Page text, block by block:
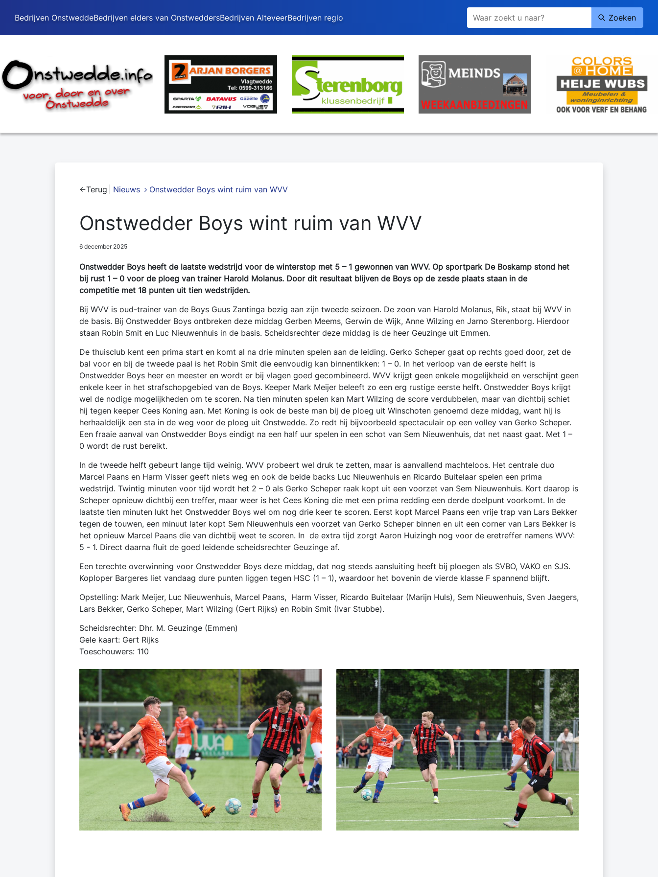
Bedrijven OnstweddeBedrijven elders van OnstweddersBedrijven AlteveerBedrijven regio
Terug Nieuws Onstwedder Boys wint ruim van WVV
Onstwedder Boys wint ruim van WVV
6 december 2025
Onstwedder Boys heeft de laatste wedstrijd voor de winterstop met 5 – 1 gewonnen van WVV. Op sportpark De Boskamp stond het
bij rust 1 – 0 voor de ploeg van trainer Harold Molanus. Door dit resultaat blijven de Boys op de zesde plaats staan in de
competitie met 18 punten uit tien wedstrijden.
Bij WVV is oud-trainer van de Boys Guus Zantinga bezig aan zijn tweede seizoen. De zoon van Harold Molanus, Rik, staat bij WVV in
de basis. Bij Onstwedder Boys ontbreken deze middag Gerben Meems, Gerwin de Wijk, Anne Wilzing en Jarno Sterenborg. Hierdoor
staan Robin Smit en Luc Nieuwenhuis in de basis. Scheidsrechter deze middag is de heer Geuzinge uit Emmen.
De thuisclub kent een prima start en komt al na drie minuten spelen aan de leiding. Gerko Scheper gaat op rechts goed door, zet de
bal voor en bij de tweede paal is het Robin Smit die eenvoudig kan binnentikken: 1 – 0. In het verloop van de eerste helft is
Onstwedder Boys heer en meester en wordt er bij vlagen goed gecombineerd. WVV krijgt geen enkele mogelijkheid en verschijnt geen
enkele keer in het strafschopgebied van de Boys. Keeper Mark Meijer beleeft zo een erg rustige eerste helft. Onstwedder Boys krijgt
wel de nodige mogelijkheden om te scoren. Na tien minuten spelen kan Mart Wilzing de score verdubbelen, maar van dichtbij schiet
hij tegen keeper Cees Koning aan. Met Koning is ook de beste man bij de ploeg uit Winschoten genoemd deze middag, want hij is
herhaaldelijk een sta in de weg voor de ploeg uit Onstwedde. Zo redt hij bijvoorbeeld spectaculair op een volley van Gerko Scheper.
Een fraaie aanval van Onstwedder Boys eindigt na een half uur spelen in een schot van Sem Nieuwenhuis, dat net naast gaat. Met 1 –
0 wordt de rust bereikt.
In de tweede helft gebeurt lange tijd weinig. WVV probeert wel druk te zetten, maar is aanvallend machteloos. Het centrale duo
Marcel Paans en Harm Visser geeft niets weg en ook de beide backs Luc Nieuwenhuis en Ricardo Buitelaar spelen een prima
wedstrijd. Twintig minuten voor tijd wordt het 2 – 0 als Gerko Scheper raak kopt uit een voorzet van Sem Nieuwenhuis. Kort daarop is
Scheper opnieuw dichtbij een treffer, maar weer is het Cees Koning die met een prima redding een derde doelpunt voorkomt. In de
laatste tien minuten lukt het Onstwedder Boys wel om nog drie keer te scoren. Eerst kopt Marcel Paans een vrije trap van Lars Bekker
tegen de touwen, een minuut later kopt Sem Nieuwenhuis een voorzet van Gerko Scheper binnen en uit een corner van Lars Bekker is
het opnieuw Marcel Paans die van dichtbij weet te scoren. In de extra tijd zorgt Aaron Huizingh nog voor de eretreffer namens WVV:
5 - 1. Direct daarna fluit de goed leidende scheidsrechter Geuzinge af.
Een terechte overwinning voor Onstwedder Boys deze middag, dat nog steeds aansluiting heeft bij ploegen als SVBO, VAKO en SJS.
Koploper Bargeres liet vandaag dure punten liggen tegen HSC (1 – 1), waardoor het bovenin de vierde klasse F spannend blijft.
Opstelling: Mark Meijer, Luc Nieuwenhuis, Marcel Paans, Harm Visser, Ricardo Buitelaar (Marijn Huls), Sem Nieuwenhuis, Sven Jaegers,
Lars Bekker, Gerko Scheper, Mart Wilzing (Gert Rijks) en Robin Smit (Ivar Stubbe).
Scheidsrechter: Dhr. M. Geuzinge (Emmen)
Gele kaart: Gert Rijks
Toeschouwers: 110